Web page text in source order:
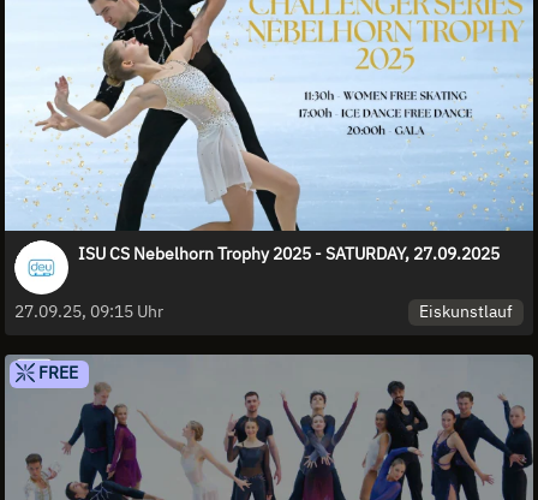
ISU CS Nebelhorn Trophy 2025 - SATURDAY, 27.09.2025
27.09.25, 09:15 Uhr Eiskunstlauf
FREE